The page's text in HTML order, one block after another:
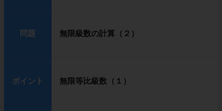
問題 無限級数の計算（２）
ポイント 無限等比級数（１）